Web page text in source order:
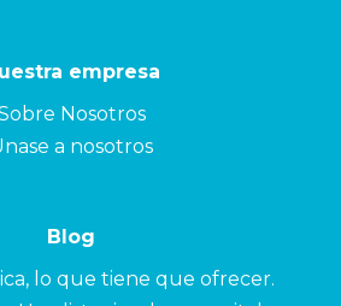
empresa
Nosotros
a nosotros
Blog
lo que tiene que ofrecer.